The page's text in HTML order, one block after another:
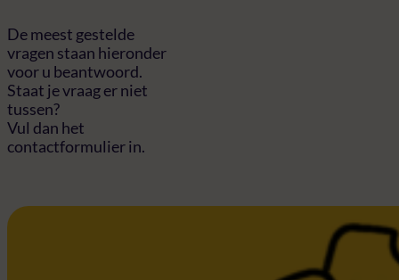
De meest gestelde
vragen staan hieronder
voor u beantwoord.
Staat je vraag er niet
tussen?
Vul dan het
contactformulier in.